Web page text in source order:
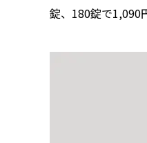
錠、180錠で1,090